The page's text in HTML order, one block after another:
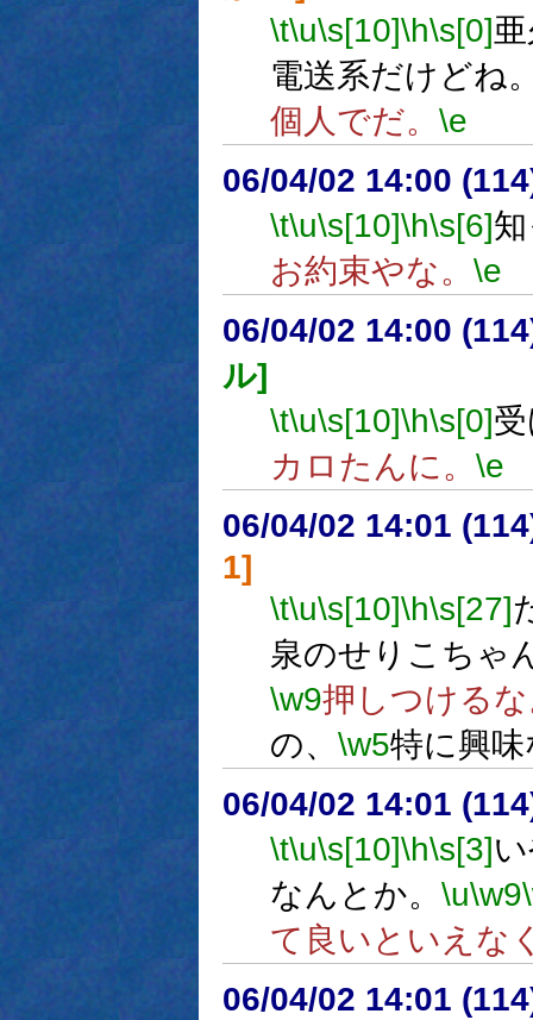
\t\u\s[10]\h\s[0]
電送系だけどね
個人でだ。 \e
06/04/02 14:00
\t\u\s[10]\h\s[6]
お約束やな。 \e
06/04/02 14:00
ル]
\t\u\s[10]\h\s[0]
カロたんに。 \e
06/04/02 14:01
1]
\t\u\s[10]\h\s[27]
泉のせりこちゃ
\w9押しつける
の、 \w5特に興
06/04/02 14:01
\t\u\s[10]\h\s[3]
なんとか。 \u\w9
て良いといえな
06/04/02 14:01